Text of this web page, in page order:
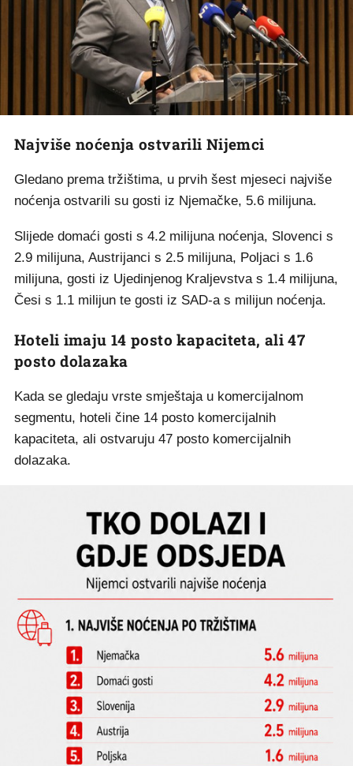
Najviše noćenja ostvarili Nijemci
Gledano prema tržištima, u prvih šest mjeseci najviše
noćenja ostvarili su gosti iz Njemačke, 5.6 milijuna.
Slijede domaći gosti s 4.2 milijuna noćenja, Slovenci s
2.9 milijuna, Austrijanci s 2.5 milijuna, Poljaci s 1.6
milijuna, gosti iz Ujedinjenog Kraljevstva s 1.4 milijuna,
Česi s 1.1 milijun te gosti iz SAD-a s milijun noćenja.
Hoteli imaju 14 posto kapaciteta, ali 47
posto dolazaka
Kada se gledaju vrste smještaja u komercijalnom
segmentu, hoteli čine 14 posto komercijalnih
kapaciteta, ali ostvaruju 47 posto komercijalnih
dolazaka.